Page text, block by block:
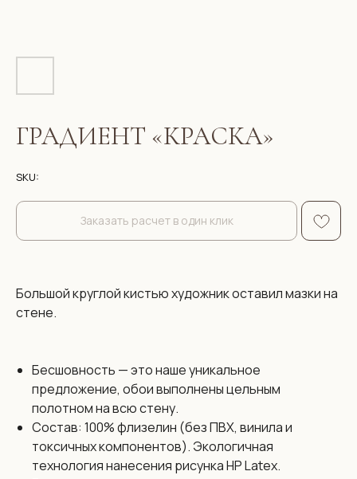
ГРАДИЕНТ «КРАСКА»
SKU:
Заказать расчет в один клик
Большой круглой кистью художник оставил мазки на
стене.
Бесшовность — это наше уникальное
предложение, обои выполнены цельным
полотном на всю стену.
Состав: 100% флизелин (без ПВХ, винила и
токсичных компонентов). Экологичная
технология нанесения рисунка HP Latex.